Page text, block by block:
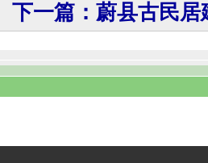
下一篇：蔚县古民居